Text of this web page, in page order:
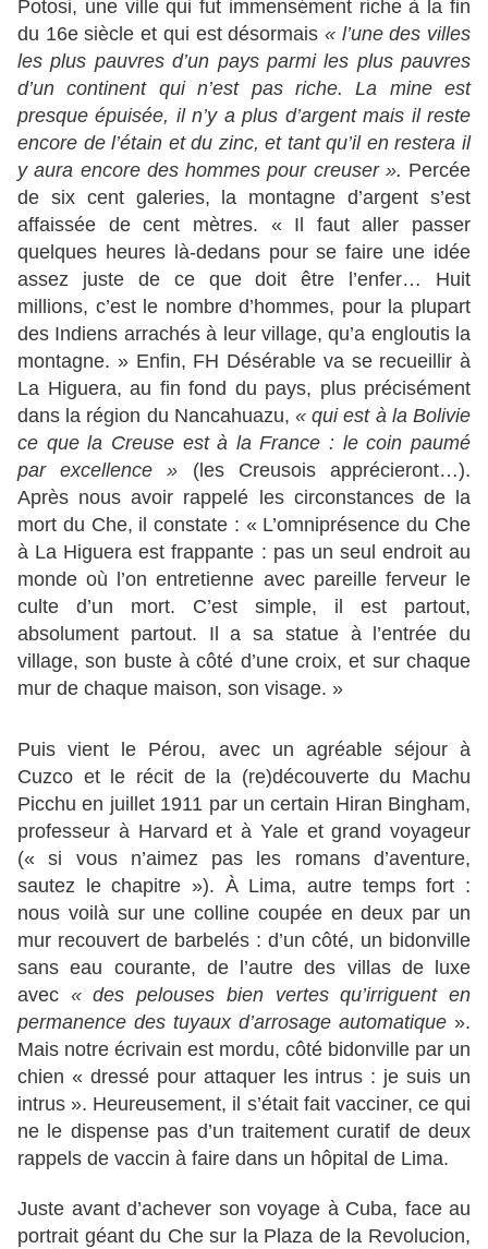
Potosi, une ville qui fut immensément riche à la fin
du 16e siècle et qui est désormais « l’une des villes
les plus pauvres d’un pays parmi les plus pauvres
d’un continent qui n’est pas riche. La mine est
presque épuisée, il n’y a plus d’argent mais il reste
encore de l’étain et du zinc, et tant qu’il en restera il
y aura encore des hommes pour creuser ». Percée
de six cent galeries, la montagne d’argent s’est
affaissée de cent mètres. « Il faut aller passer
quelques heures là-dedans pour se faire une idée
assez juste de ce que doit être l’enfer… Huit
millions, c’est le nombre d’hommes, pour la plupart
des Indiens arrachés à leur village, qu’a engloutis la
montagne. » Enfin, FH Désérable va se recueillir à
La Higuera, au fin fond du pays, plus précisément
dans la région du Nancahuazu, « qui est à la Bolivie
ce que la Creuse est à la France : le coin paumé
par excellence » (les Creusois apprécieront…).
Après nous avoir rappelé les circonstances de la
mort du Che, il constate : « L’omniprésence du Che
à La Higuera est frappante : pas un seul endroit au
monde où l’on entretienne avec pareille ferveur le
culte d’un mort. C’est simple, il est partout,
absolument partout. Il a sa statue à l’entrée du
village, son buste à côté d’une croix, et sur chaque
mur de chaque maison, son visage. »
Puis vient le Pérou, avec un agréable séjour à
Cuzco et le récit de la (re)découverte du Machu
Picchu en juillet 1911 par un certain Hiran Bingham,
professeur à Harvard et à Yale et grand voyageur
(« si vous n’aimez pas les romans d’aventure,
sautez le chapitre »). À Lima, autre temps fort :
nous voilà sur une colline coupée en deux par un
mur recouvert de barbelés : d’un côté, un bidonville
sans eau courante, de l’autre des villas de luxe
avec « des pelouses bien vertes qu’irriguent en
permanence des tuyaux d’arrosage automatique ».
Mais notre écrivain est mordu, côté bidonville par un
chien « dressé pour attaquer les intrus : je suis un
intrus ». Heureusement, il s’était fait vacciner, ce qui
ne le dispense pas d’un traitement curatif de deux
rappels de vaccin à faire dans un hôpital de Lima.
Juste avant d’achever son voyage à Cuba, face au
portrait géant du Che sur la Plaza de la Revolucion,